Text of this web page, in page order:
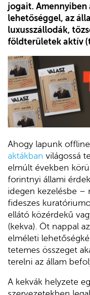
jogait. Amennyiben
lehetőséggel, az
luxusszállodák,
földterületek aktív
Ahogy lapunk offline
aktákban világossá
elmúlt években
forintnyi állami
idegen kezelésbe –
fideszes
ellátó közérdekű
(kekva). Öt nappal
elméleti
tetemes összeget
terelni az állam
A kekvák helyzete